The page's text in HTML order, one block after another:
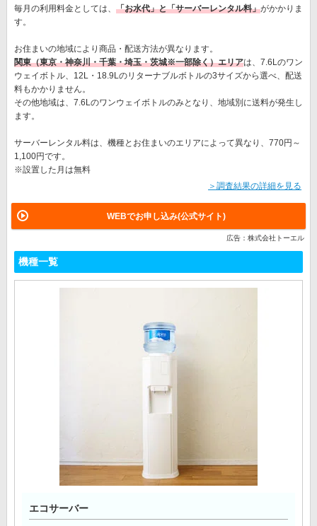
毎月の利用料金としては、 「お水代」と「サーバーレンタル料」がかかりま
す。
お住まいの地域により商品・配送方法が異なります。
関東（東京・神奈川・千葉・埼玉・茨城※一部除く）エリアは、7.6Lのワン
ウェイボトル、12L・18.9Lのリターナブルボトルの3サイズから選べ、配送
料もかかりません。
その他地域は、7.6Lのワンウェイボトルのみとなり、地域別に送料が発生し
ます。
サーバーレンタル料は、機種とお住まいのエリアによって異なり、770円～
1,100円です。
※設置した月は無料
＞調査結果の詳細を見る
WEBでお申し込み(公式サイト)
広告：株式会社トーエル
機種一覧
エコサーバー